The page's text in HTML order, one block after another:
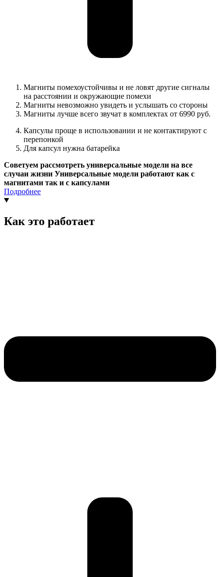
Магниты помехоустойчивы и не ловят другие сигналы
на расстоянии и окружающие помехи
Магниты невозможно увидеть и услышать со стороны
Магниты лучше всего звучат в комплектах от 6990 руб.
Капсулы проще в использовании и не контактируют с
перепонкой
Для капсул нужна батарейка
Советуем рассмотреть универсальные модели на все
случаи жизни Универсальные модели работают как с
магнитами так и с капсулами
Подробнее
Как это работает